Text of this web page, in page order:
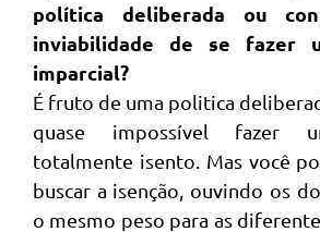
política deliberada ou
inviabilidade de se fazer
imparcial?
É fruto de uma politica
quase impossível fazer
totalmente isento. Mas você
buscar a isenção, ouvindo os
o mesmo peso para as